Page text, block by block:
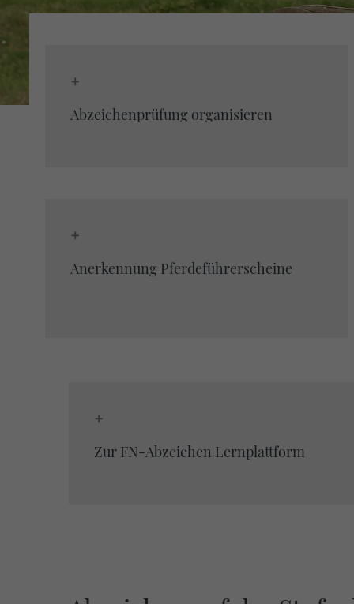
+
Abzeichenprüfung organisieren
+
Anerkennung Pferdeführerscheine
+
Zur FN-Abzeichen Lernplattform